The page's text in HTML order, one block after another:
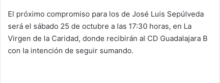
El próximo compromiso para los de José Luis Sepúlveda
será el sábado 25 de octubre a las 17:30 horas, en La
Virgen de la Caridad, donde recibirán al CD Guadalajara B
con la intención de seguir sumando.